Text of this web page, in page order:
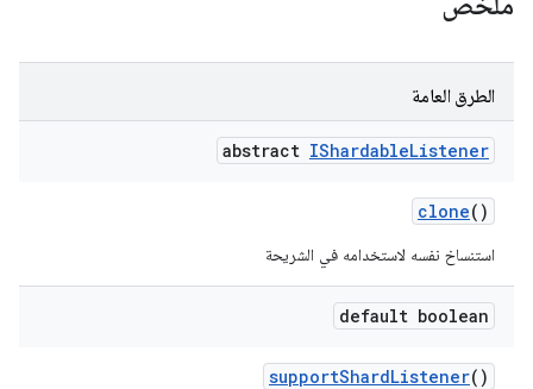
الطرق العامة
abstract IShardableListener
clone()
استنساخ نفسه لاستخدامه في الشريحة
default boolean
supportShardListener()